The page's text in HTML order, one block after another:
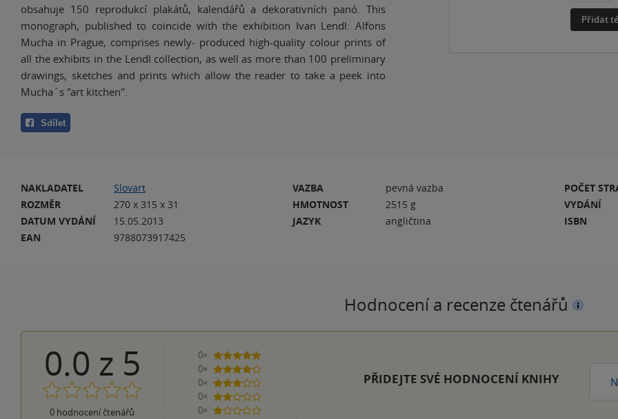
obsahuje 150 reprodukcí plakátů, kalendářů a dekorativních panó. This
monograph, published to coincide with the exhibition Ivan Lendl: Alfons
Mucha in Prague, comprises newly- produced high-quality colour prints of
all the exhibits in the Lendl collection, as well as more than 100 preliminary
drawings, sketches and prints which allow the reader to take a peek into
Mucha´s "art kitchen".
Sdílet
Přidat
NAKLADATEL
Slovart
ROZMĚR
270 x 315 x 31
DATUM VYDÁNÍ
15.05.2013
EAN
9788073917425
VAZBA
pevná vazba
HMOTNOST
2515 g
JAZYK
angličtina
POČET
VYDÁNÍ
ISBN
Hodnocení a recenze čtenářů
0.0 z 5
0 hodnocení čtenářů
0×
5 hvězdiček
0×
4 hvězdičky
0×
3 hvězdičky
0×
2 hvězdičky
0×
1 hvezdička
PŘIDEJTE SVÉ HODNOCENÍ KNIHY